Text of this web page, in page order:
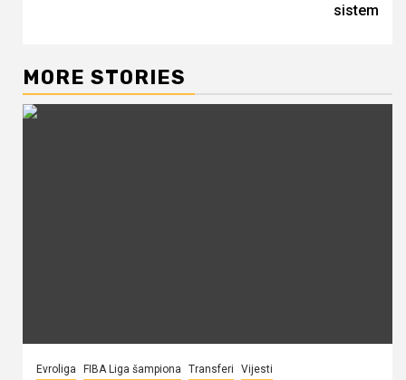
sistem
MORE STORIES
Evroliga FIBA Liga šampiona Transferi Vijesti